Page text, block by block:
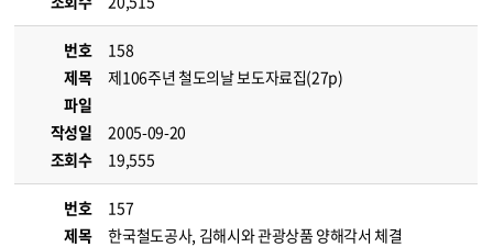
번호
158
제목
제106주년 철도의날 보도자료집(27p)
파일
작성일
2005-09-20
조회수
19,555
번호
157
제목
한국철도공사, 김해시와 관광상품 양해각서 체결